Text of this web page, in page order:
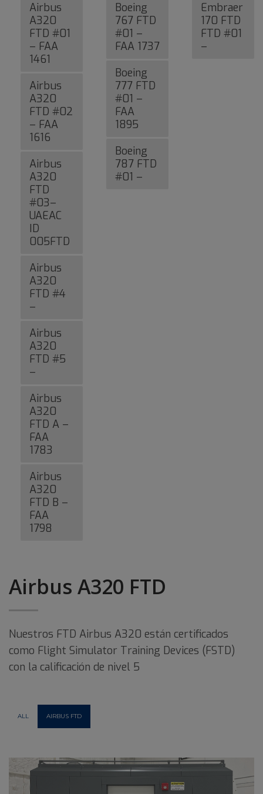
Airbus
A320
FTD #01
– FAA
1461
Airbus
A320
FTD #02
– FAA
1616
Airbus
A320
FTD
#03–
UAEAC
ID
005FTD
Airbus
A320
FTD #4
–
Airbus
A320
FTD #5
–
Airbus
A320
FTD A –
FAA
1783
Airbus
A320
FTD B –
FAA
1798
Boeing
767 FTD
#01 –
FAA 1737
Boeing
777 FTD
#01 –
FAA
1895
Boeing
787 FTD
#01 –
Embraer
170 FTD
FTD #01
–
Airbus A320 FTD
Nuestros FTD Airbus A320 están certificados
como Flight Simulator Training Devices (FSTD)
con la calificación de nivel 5
ALL AIRBUS FTD